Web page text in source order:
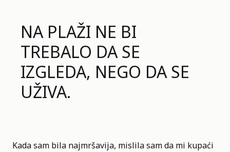
NA PLAŽI NE BI
TREBALO DA SE
IZGLEDA, NEGO DA SE
UŽIVA.
Kada sam bila najmršavija, mislila sam da mi kupaći